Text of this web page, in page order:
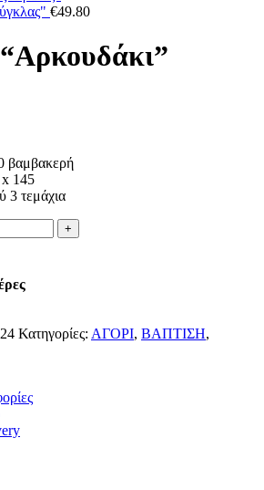
€49.80
βαμβακερή
145
τεμάχια
Κατηγορίες: ΑΓΟΡΙ, ΒΑΠΤΙΣΗ,